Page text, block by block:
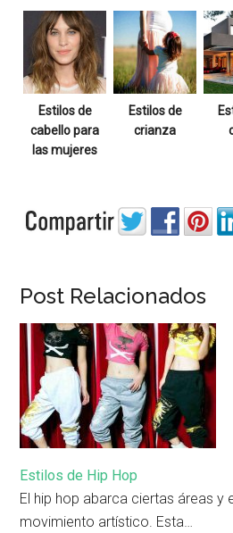
Estilos de
cabello para
las mujeres
Estilos de
crianza
Post Relacionados
Estilos de Hip Hop
El hip hop abarca ciertas áreas y
movimiento artístico. Esta…